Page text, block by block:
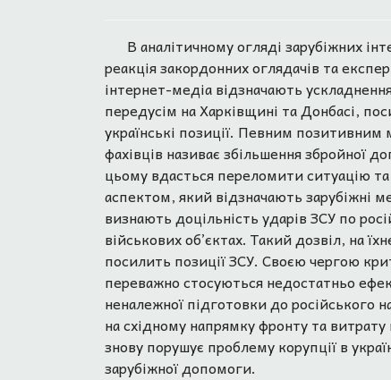
В аналітичному огляді зарубіжних
реакція закордонних оглядачів та
інтернет-медіа відзначають
передусім на Харківщині та Донбасі,
українські позиції. Певним
фахівців називає збільшення збройної
цьому вдасться переломити ситуацію
аспектом, який відзначають зарубіжні
визнають доцільність ударів ЗСУ по
військових об’єктах. Такий дозвіл, на
посилить позиції ЗСУ. Своєю чергою
переважно стосуються недостатньо
неналежної підготовки до російського
на східному напрямку фронту та
знову порушує проблему корупції в
зарубіжної допомоги.